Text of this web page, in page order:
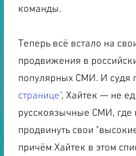
команды.
Теперь всё встало на
продвижения в
популярных СМИ. И судя
странице", Хайтек — не
русскоязычные СМИ, где
продвинуть свои
причём Хайтек в этом